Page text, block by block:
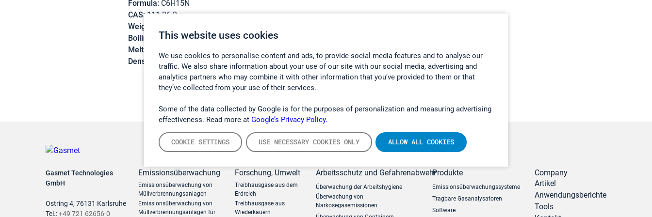
This website uses cookies
We use cookies to personalise content and ads, to provide social media features and to analyse our
traffic. We also share information about your use of our site with our social media, advertising and
analytics partners who may combine it with other information that you’ve provided to them or that
they’ve collected from your use of their services.
Some of the data collected by Google is for the purposes of personalization and measuring advertising
effectiveness. Read more at Google’s Privacy Policy.
COOKIE SETTINGS USE NECESSARY COOKIES ONLY ALLOW ALL COOKIES
Formula: C6H15N
CAS: 111-26-2
Weight:
Boiling point:131 °C
Melting point:
Density:
0,765 g/cm3
Gasmet Technologies
GmbH
Ostring 4, 76131 Karlsruhe
Tel.:+49 721 62656-0
Emissionsüberwachung
Emissionsüberwachung von
Müllverbrennungsanlagen
Emissionsüberwachung von
Müllverbrennungsanlagen für
Forschung, Umwelt
Treibhausgase aus dem
Erdreich
Treibhausgase aus
Wiederkäuern
Arbeitsschutz und Gefahrenabwehr
Überwachung der Arbeitshygiene
Überwachung von
Narkosegasemissionen
Produkte
Emissionsüberwachungssysteme
Tragbare Gasanalysatoren
Software
Company
Artikel
Anwendungsberichte
Tools